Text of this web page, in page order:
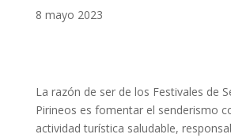
8 mayo 2023
La razón de ser de los Festivales de
Pirineos es fomentar el senderismo
actividad turística saludable,